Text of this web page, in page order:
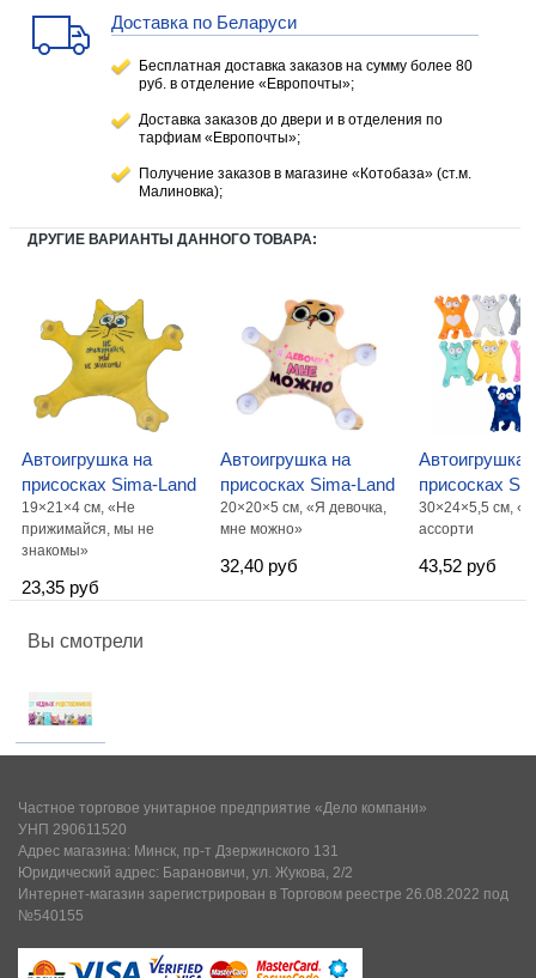
Доставка по Беларуси
Бесплатная доставка заказов на сумму более 80
руб. в отделение «Европочты»;
Доставка заказов до двери и в отделения по
тарфиам «Европочты»;
Получение заказов в магазине «Котобаза» (ст.м.
Малиновка);
ДРУГИЕ ВАРИАНТЫ ДАННОГО ТОВАРА:
Автоигрушка на
присосках Sima-Land
19×21×4 см, «Не
прижимайся, мы не
знакомы»
23,35 руб
Автоигрушка на
присосках Sima-Land
20×20×5 см, «Я девочка,
мне можно»
32,40 руб
Автоигрушка
присосках
30×24×5,5 см,
ассорти
43,52 руб
Вы смотрели
Частное торговое унитарное предприятие «Дело компани»
УНП 290611520
Адрес магазина: Минск, пр-т Дзержинского 131
Юридический адрес: Барановичи, ул. Жукова, 2/2
Интернет-магазин зарегистрирован в Торговом реестре 26.08.2022 под
№540155